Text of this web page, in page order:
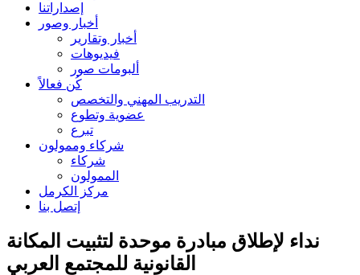
إصداراتنا
أخبار وصور
أخبار وتقارير
فيديوهات
ألبومات صور
كُن فعالاً
التدريب المهني والتخصص
عضوية وتطوع
تبرع
شركاء وممولون
شركاء
الممولون
مركز الكرمل
إتصل بنا
نداء لإطلاق مبادرة موحدة لتثبيت المكانة
القانونية للمجتمع العربي